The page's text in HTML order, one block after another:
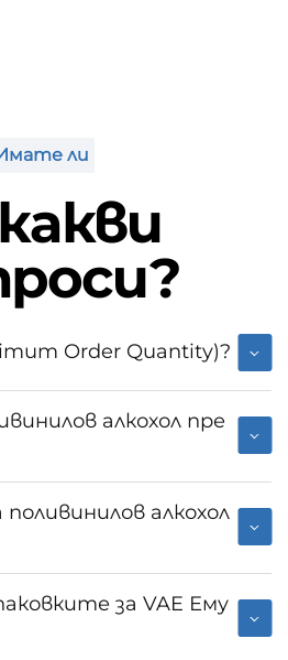
ли
Order Quantity)?
алкохол пре
поливинилов алкохол
за VAE Ему